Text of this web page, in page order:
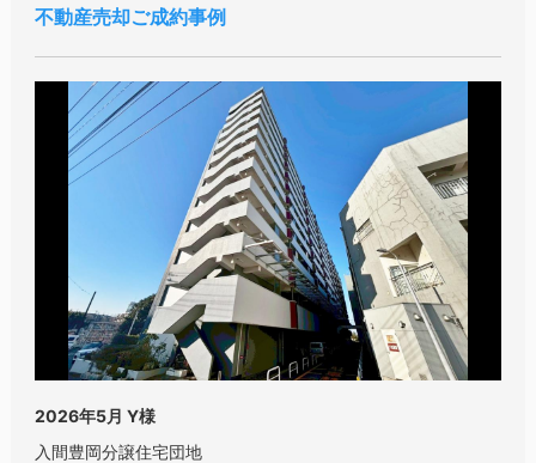
不動産売却ご成約事例
2026年5月 Y様
入間豊岡分譲住宅団地